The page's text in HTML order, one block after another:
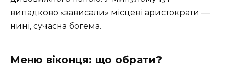
випадково «зависали» місцеві аристократи —
нині, сучасна богема.
Меню віконця: що обрати?